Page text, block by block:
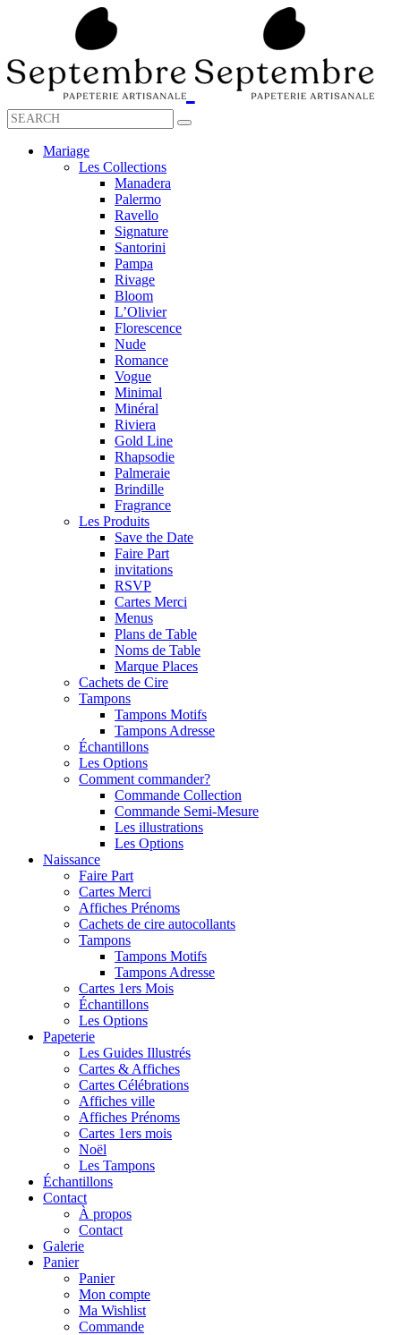
Mariage
Les Collections
Manadera
Palermo
Ravello
Signature
Santorini
Pampa
Rivage
Bloom
L’Olivier
Florescence
Nude
Romance
Vogue
Minimal
Minéral
Riviera
Gold Line
Rhapsodie
Palmeraie
Brindille
Fragrance
Les Produits
Save the Date
Faire Part
invitations
RSVP
Cartes Merci
Menus
Plans de Table
Noms de Table
Marque Places
Cachets de Cire
Tampons
Tampons Motifs
Tampons Adresse
Échantillons
Les Options
Comment commander?
Commande Collection
Commande Semi-Mesure
Les illustrations
Les Options
Naissance
Faire Part
Cartes Merci
Affiches Prénoms
Cachets de cire autocollants
Tampons
Tampons Motifs
Tampons Adresse
Cartes 1ers Mois
Échantillons
Les Options
Papeterie
Les Guides Illustrés
Cartes & Affiches
Cartes Célébrations
Affiches ville
Affiches Prénoms
Cartes 1ers mois
Noël
Les Tampons
Échantillons
Contact
À propos
Contact
Galerie
Panier
Panier
Mon compte
Ma Wishlist
Commande